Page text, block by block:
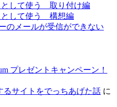
として使う 取り付け編
として使う 構想編
のメールが受信ができない
プレゼントキャンペーン！
るサイトをでっちあげた話 に